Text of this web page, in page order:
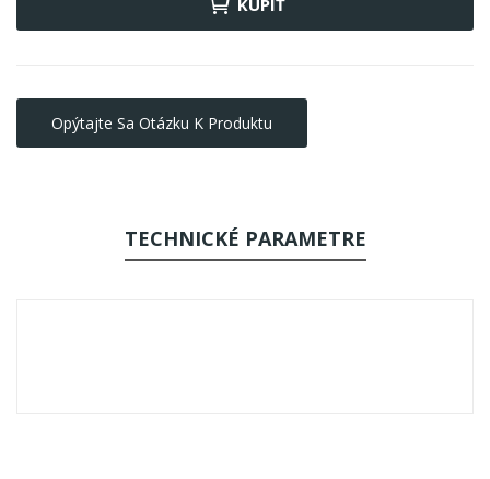
Opýtajte Sa Otázku K Produktu
TECHNICKÉ PARAMETRE